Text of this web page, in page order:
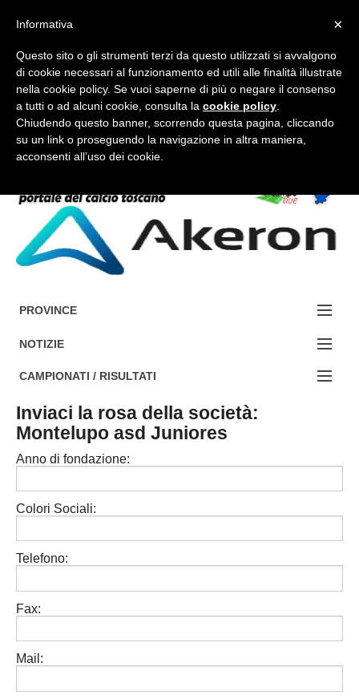
FORUM-ACCEDI
Accedi / Registrati
PROVINCE
EDIZIONE:
AREZZO
FIRENZE
GROSSETO
LIVORNO
LUCCA
PISA
SIENA
NOTIZIE
NOTIZIE:
Societa' professionistiche
Le iniziative di TOSCANA GOL
Beach soccer
Rappresentative regionali e provinciali
Calcio femminile
Amatori AICS Lucca
CAMPIONATI / RISULTATI
Campionati :
Inviaci la rosa della società:
Montelupo asd Juniores
Anno di fondazione:
Colori Sociali:
Telefono:
Fax:
Mail:
×
Informativa
Questo sito o gli strumenti terzi da questo utilizzati si avvalgono
di cookie necessari al funzionamento ed utili alle finalità illustrate
nella cookie policy. Se vuoi saperne di più o negare il consenso
a tutti o ad alcuni cookie, consulta la cookie policy
Chiudendo questo banner, scorrendo questa pagina, cliccando
su un link o proseguendo la navigazione in altra maniera,
acconsenti all’uso dei cookie.